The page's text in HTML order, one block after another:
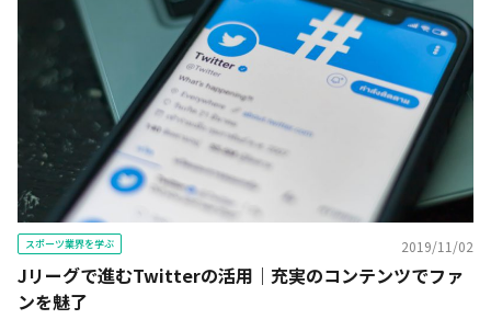
スポーツ業界を学ぶ 2019/11/02
Jリーグで進むTwitterの活用｜充実のコンテンツでファ
ンを魅了